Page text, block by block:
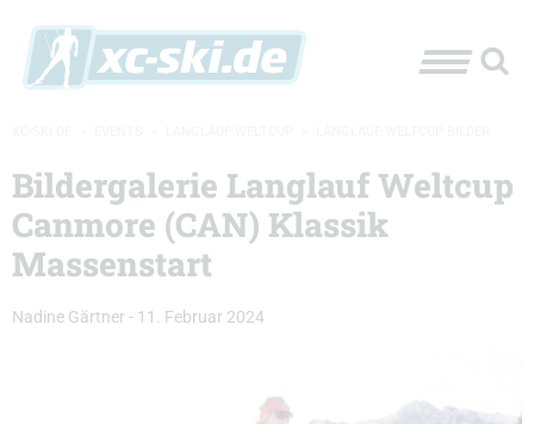
Bildergalerie Langlauf Weltcup
Canmore (CAN) Klassik
Massenstart
Nadine Gärtner - 11. Februar 2024